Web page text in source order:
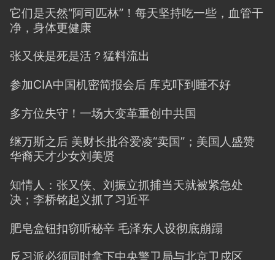
它们是天然“阿司匹林”！每天坚持吃一些，血管干
净，身体更健康
张又侠是死是活？猛料流出
参加CIA中国机密简报会后 库克吓到睡不好
多方位失守！一场大变革重创中共国
继万斯之后 美财长批谷爱凌“卖国”；美国人盛赞
华裔天才少女刘美贤
知情人：张又侠、刘振立抓捕当天就被紧急处
决；李桥铭起义抓了习近平
肥皂盒钮扣窃听秘辛 毛泽东人设彻底崩蹋
反习派必须同时拿下中央警卫局与北京卫戍区